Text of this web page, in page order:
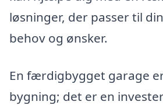
løsninger, der passer til
behov og ønsker.
En færdigbygget garage
bygning; det er en